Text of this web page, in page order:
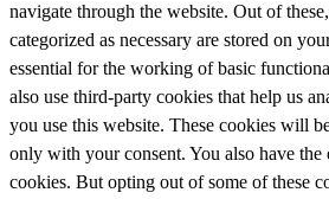
navigate through the website. Out of
categorized as necessary are stored on
essential for the working of basic
also use third-party cookies that help us
you use this website. These cookies will
only with your consent. You also have
cookies. But opting out of some of these